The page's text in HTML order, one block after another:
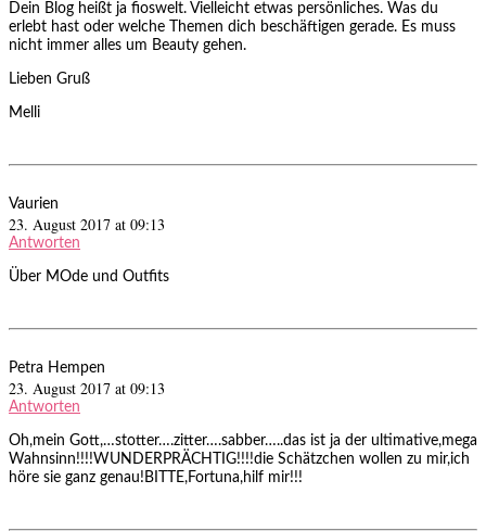
Dein Blog heißt ja fioswelt. Vielleicht etwas persönliches. Was du
erlebt hast oder welche Themen dich beschäftigen gerade. Es muss
nicht immer alles um Beauty gehen.
Lieben Gruß
Melli
Vaurien
23. August 2017 at 09:13
Antworten
Über MOde und Outfits
Petra Hempen
23. August 2017 at 09:13
Antworten
Oh,mein Gott,…stotter….zitter….sabber…..das ist ja der ultimative,mega
Wahnsinn!!!!WUNDERPRÄCHTIG!!!!die Schätzchen wollen zu mir,ich
höre sie ganz genau!BITTE,Fortuna,hilf mir!!!